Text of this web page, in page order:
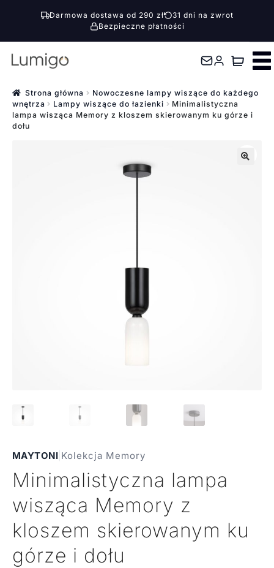
Darmowa dostawa od 290 zł
31 dni na zwrot
Bezpieczne płatności
Przejdź
nawigacji
Przejdź
treści Strona główna
Nowoczesne lampy wiszące do każdego
wnętrza
Lampy wiszące do łazienki
Minimalistyczna
lampa wisząca Memory z kloszem skierowanym ku górze i
dołu
MAYTONI Kolekcja Memory
Minimalistyczna lampa
wisząca Memory z
kloszem skierowanym ku
górze i dołu